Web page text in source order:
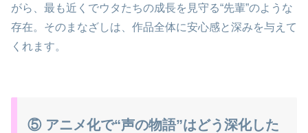
がら、最も近くでウタたちの成長を見守る“先輩”のような
存在。そのまなざしは、作品全体に安心感と深みを与えて
くれます。
⑤ アニメ化で“声の物語”はどう深化した